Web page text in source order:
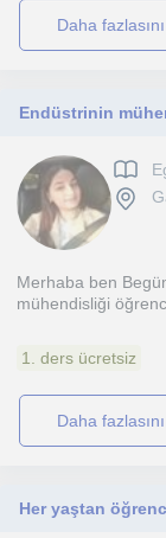
daha
Endüstrinin
Merhaba ben
mühendisliği
1. ders ücretsiz
daha